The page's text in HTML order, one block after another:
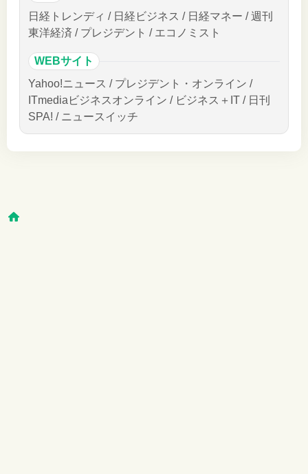
日経トレンディ / 日経ビジネス / 日経マネー / 週刊
東洋経済 / プレジデント / エコノミスト
WEBサイト
Yahoo!ニュース / プレジデント・オンライン /
ITmediaビジネスオンライン / ビジネス＋IT / 日刊
SPA! / ニュースイッチ